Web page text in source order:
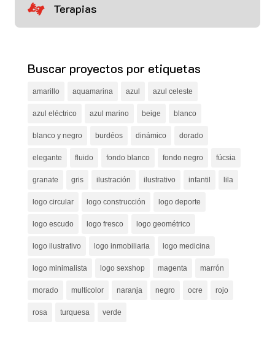
 Terapias
Buscar proyectos por etiquetas
amarillo aquamarina azul azul celeste
azul eléctrico azul marino beige blanco
blanco y negro burdéos dinámico dorado
elegante fluido fondo blanco fondo negro fúcsia
granate gris ilustración ilustrativo infantil lila
logo circular logo construcción logo deporte
logo escudo logo fresco logo geométrico
logo ilustrativo logo inmobiliaria logo medicina
logo minimalista logo sexshop magenta marrón
morado multicolor naranja negro ocre rojo
rosa turquesa verde